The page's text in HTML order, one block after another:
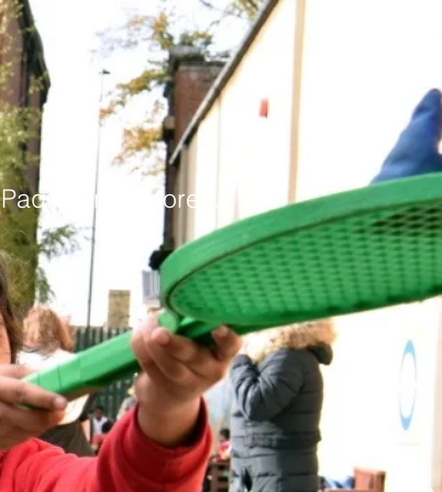
Paqij bûn More...